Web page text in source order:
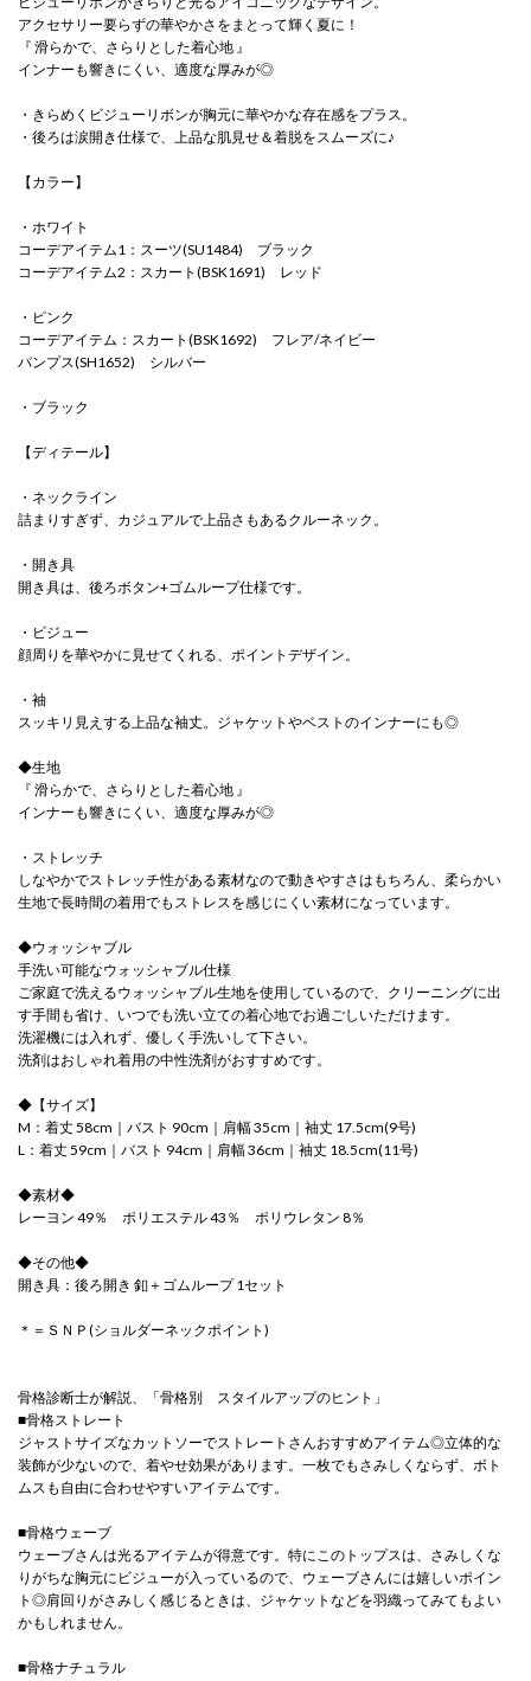
アクセサリー要らずの華やかさをまとって輝く夏に！
『 滑らかで、さらりとした着心地 』
インナーも響きにくい、適度な厚みが◎
・きらめくビジューリボンが胸元に華やかな存在感をプラス。
・後ろは涙開き仕様で、上品な肌見せ＆着脱をスムーズに♪
【カラー】
・ホワイト
コーデアイテム1：スーツ(SU1484) ブラック
コーデアイテム2：スカート(BSK1691) レッド
・ピンク
コーデアイテム：スカート(BSK1692) フレア/ネイビー
パンプス(SH1652) シルバー
・ブラック
【ディテール】
・ネックライン
詰まりすぎず、カジュアルで上品さもあるクルーネック。
・開き具
開き具は、後ろボタン+ゴムループ仕様です。
・ビジュー
顔周りを華やかに見せてくれる、ポイントデザイン。
・袖
スッキリ見えする上品な袖丈。ジャケットやベストのインナーにも◎
◆生地
『 滑らかで、さらりとした着心地 』
インナーも響きにくい、適度な厚みが◎
・ストレッチ
しなやかでストレッチ性がある素材なので動きやすさはもちろん、柔らかい
生地で長時間の着用でもストレスを感じにくい素材になっています。
◆ウォッシャブル
手洗い可能なウォッシャブル仕様
ご家庭で洗えるウォッシャブル生地を使用しているので、クリーニングに出
す手間も省け、いつでも洗い立ての着心地でお過ごしいただけます。
洗濯機には入れず、優しく手洗いして下さい。
洗剤はおしゃれ着用の中性洗剤がおすすめです。
◆【サイズ】
M：着丈 58cm｜バスト 90cm｜肩幅 35cm｜袖丈 17.5cm(9号)
L：着丈 59cm｜バスト 94cm｜肩幅 36cm｜袖丈 18.5cm(11号)
◆素材◆
レーヨン 49％ ポリエステル 43％ ポリウレタン 8％
◆その他◆
開き具：後ろ開き 釦＋ゴムループ 1セット
＊＝ＳＮＰ(ショルダーネックポイント)
骨格診断士が解説、「骨格別 スタイルアップのヒント」
■骨格ストレート
ジャストサイズなカットソーでストレートさんおすすめアイテム◎立体的な
装飾が少ないので、着やせ効果があります。一枚でもさみしくならず、ボト
ムスも自由に合わせやすいアイテムです。
■骨格ウェーブ
ウェーブさんは光るアイテムが得意です。特にこのトップスは、さみしくな
りがちな胸元にビジューが入っているので、ウェーブさんには嬉しいポイン
ト◎肩回りがさみしく感じるときは、ジャケットなどを羽織ってみてもよい
かもしれません。
■骨格ナチュラル